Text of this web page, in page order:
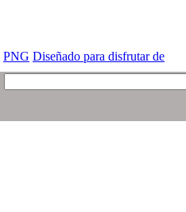
PNG Diseñado para disfrutar de